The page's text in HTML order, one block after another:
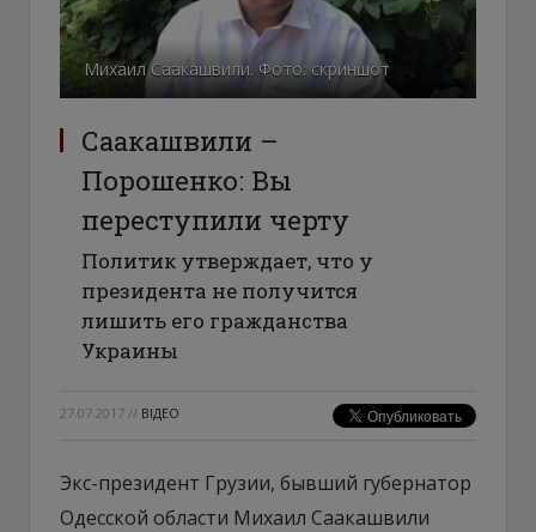
Михаил Саакашвили. Фото: скриншот
Саакашвили –
Порошенко: Вы
переступили черту
Политик утверждает, что у
президента не получится
лишить его гражданства
Украины
27.07.2017 // ВІДЕО
Экс-президент Грузии, бывший губернатор
Одесской области Михаил Саакашвили